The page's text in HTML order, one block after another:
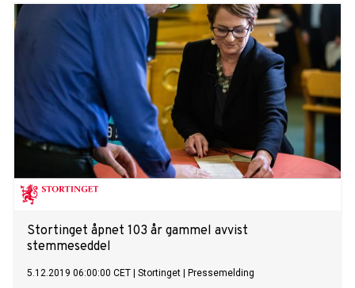
Stortinget åpnet 103 år gammel avvist
stemmeseddel
5.12.2019 06:00:00 CET Stortinget Pressemelding